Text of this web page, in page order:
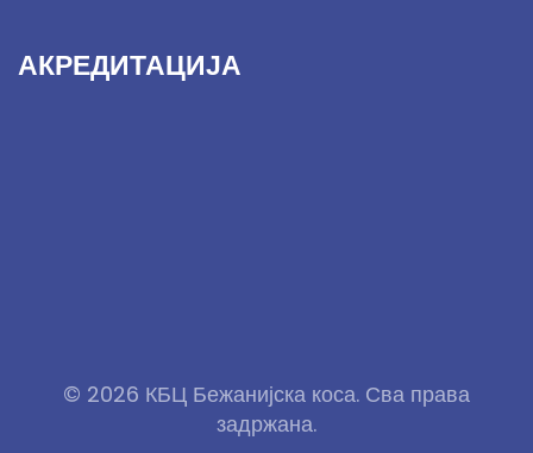
АКРЕДИТАЦИЈА
© 2026 КБЦ Бежанијска коса. Сва права
задржана.